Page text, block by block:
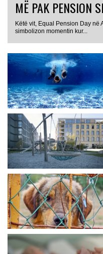
MË PAK PENSION
Këtë vit, Equal Pension Day në
simbolizon momentin kur...